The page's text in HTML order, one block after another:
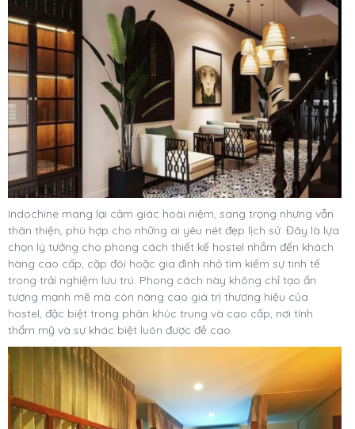
Indochine mang lại cảm giác hoài niệm, sang trọng nhưng vẫn
thân thiện, phù hợp cho những ai yêu nét đẹp lịch sử. Đây là lựa
chọn lý tưởng cho phong cách thiết kế hostel nhắm đến khách
hàng cao cấp, cặp đôi hoặc gia đình nhỏ tìm kiếm sự tinh tế
trong trải nghiệm lưu trú. Phong cách này không chỉ tạo ấn
tượng mạnh mẽ mà còn nâng cao giá trị thương hiệu của
hostel, đặc biệt trong phân khúc trung và cao cấp, nơi tính
thẩm mỹ và sự khác biệt luôn được đề cao.